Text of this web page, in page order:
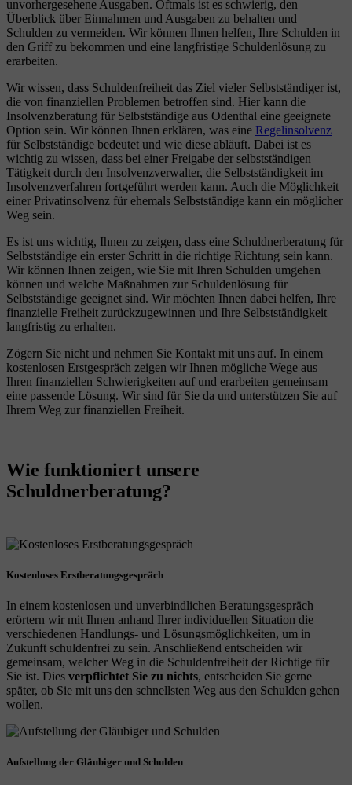
unvorhergesehene Ausgaben. Oftmals ist es schwierig, den
Überblick über Einnahmen und Ausgaben zu behalten und
Schulden zu vermeiden. Wir können Ihnen helfen, Ihre Schulden in
den Griff zu bekommen und eine langfristige Schuldenlösung zu
erarbeiten.
Wir wissen, dass Schuldenfreiheit das Ziel vieler Selbstständiger ist,
die von finanziellen Problemen betroffen sind. Hier kann die
Insolvenzberatung für Selbstständige aus Odenthal eine geeignete
Option sein. Wir können Ihnen erklären, was eine Regelinsolvenz
für Selbstständige bedeutet und wie diese abläuft. Dabei ist es
wichtig zu wissen, dass bei einer Freigabe der selbstständigen
Tätigkeit durch den Insolvenzverwalter, die Selbstständigkeit im
Insolvenzverfahren fortgeführt werden kann. Auch die Möglichkeit
einer Privatinsolvenz für ehemals Selbstständige kann ein möglicher
Weg sein.
Es ist uns wichtig, Ihnen zu zeigen, dass eine Schuldnerberatung für
Selbstständige ein erster Schritt in die richtige Richtung sein kann.
Wir können Ihnen zeigen, wie Sie mit Ihren Schulden umgehen
können und welche Maßnahmen zur Schuldenlösung für
Selbstständige geeignet sind. Wir möchten Ihnen dabei helfen, Ihre
finanzielle Freiheit zurückzugewinnen und Ihre Selbstständigkeit
langfristig zu erhalten.
Zögern Sie nicht und nehmen Sie Kontakt mit uns auf. In einem
kostenlosen Erstgespräch zeigen wir Ihnen mögliche Wege aus
Ihren finanziellen Schwierigkeiten auf und erarbeiten gemeinsam
eine passende Lösung. Wir sind für Sie da und unterstützen Sie auf
Ihrem Weg zur finanziellen Freiheit.
Wie funktioniert unsere
Schuldnerberatung?
Kostenloses Erstberatungsgespräch
In einem kostenlosen und unverbindlichen Beratungsgespräch
erörtern wir mit Ihnen anhand Ihrer individuellen Situation die
verschiedenen Handlungs- und Lösungsmöglichkeiten, um in
Zukunft schuldenfrei zu sein. Anschließend entscheiden wir
gemeinsam, welcher Weg in die Schuldenfreiheit der Richtige für
Sie ist. Dies verpflichtet Sie zu nichts, entscheiden Sie gerne
später, ob Sie mit uns den schnellsten Weg aus den Schulden gehen
wollen.
Aufstellung der Gläubiger und Schulden